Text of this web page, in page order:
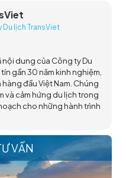
lịch TransViet
nội dung của Công ty Du
gần 30 năm kinh nghiệm,
đầu Việt Nam. Chúng
và cảm hứng du lịch trong
cho những hành trình
VẤN